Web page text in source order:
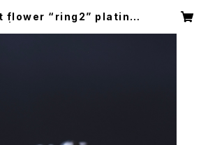
flower “ring2” platinu